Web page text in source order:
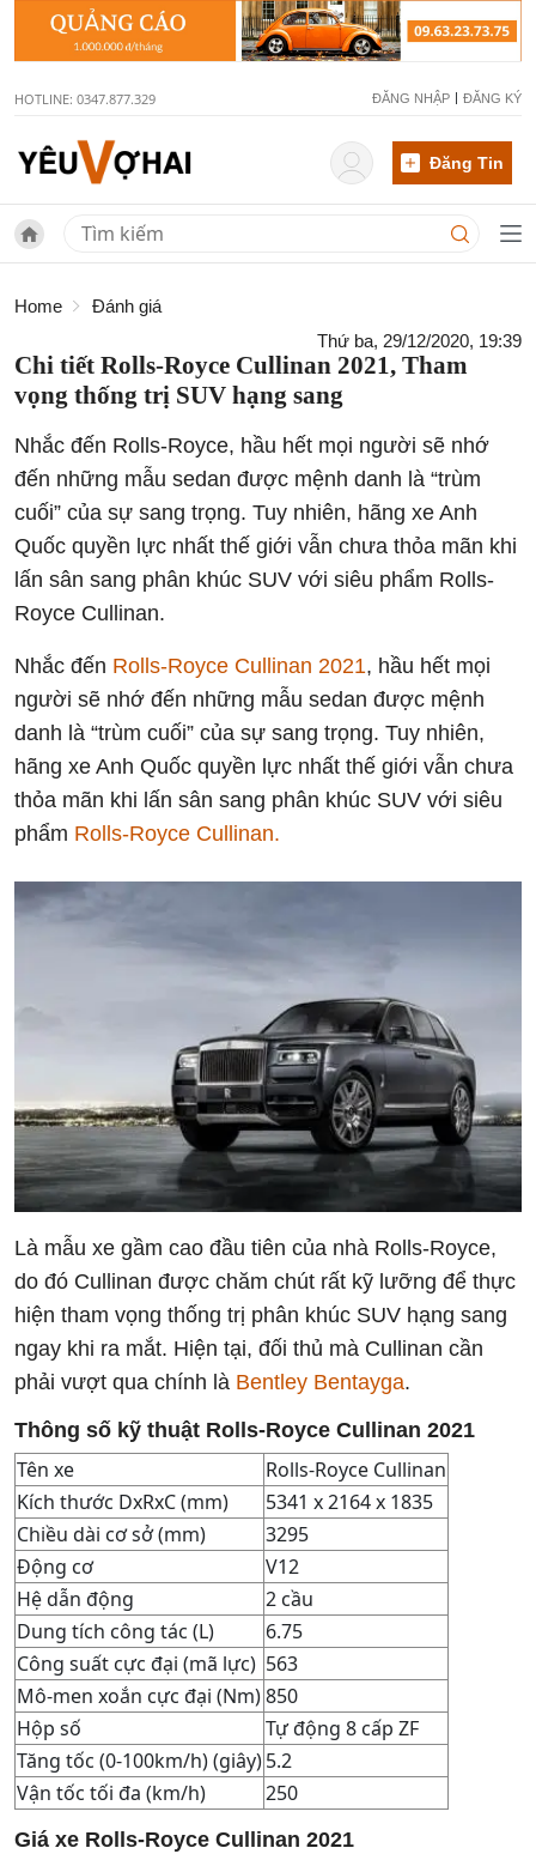
HOTLINE: 0347.877.329 ĐĂNG NHẬP ĐĂNG KÝ
Đăng Tin
Home
Đánh giá
Thứ ba, 29/12/2020, 19:39
Chi tiết Rolls-Royce Cullinan 2021, Tham
vọng thống trị SUV hạng sang
Nhắc đến Rolls-Royce, hầu hết mọi người sẽ nhớ
đến những mẫu sedan được mệnh danh là “trùm
cuối” của sự sang trọng. Tuy nhiên, hãng xe Anh
Quốc quyền lực nhất thế giới vẫn chưa thỏa mãn khi
lấn sân sang phân khúc SUV với siêu phẩm Rolls-
Royce Cullinan.
Nhắc đến Rolls-Royce Cullinan 2021, hầu hết mọi
người sẽ nhớ đến những mẫu sedan được mệnh
danh là “trùm cuối” của sự sang trọng. Tuy nhiên,
hãng xe Anh Quốc quyền lực nhất thế giới vẫn chưa
thỏa mãn khi lấn sân sang phân khúc SUV với siêu
phẩm Rolls-Royce Cullinan.
Là mẫu xe gầm cao đầu tiên của nhà Rolls-Royce,
do đó Cullinan được chăm chút rất kỹ lưỡng để thực
hiện tham vọng thống trị phân khúc SUV hạng sang
ngay khi ra mắt. Hiện tại, đối thủ mà Cullinan cần
phải vượt qua chính là Bentley Bentayga.
Thông số kỹ thuật Rolls-Royce Cullinan 2021
Tên xe
Rolls-Royce Cullinan
Kích thước DxRxC (mm)
5341 x 2164 x 1835
Chiều dài cơ sở (mm)
3295
Động cơ
V12
Hệ dẫn động
2 cầu
Dung tích công tác (L)
6.75
Công suất cực đại (mã lực) 563
Mô-men xoắn cực đại (Nm)850
Hộp số
Tự động 8 cấp ZF
Tăng tốc (0-100km/h) (giây)5.2
Vận tốc tối đa (km/h)
250
Giá xe Rolls-Royce Cullinan 2021